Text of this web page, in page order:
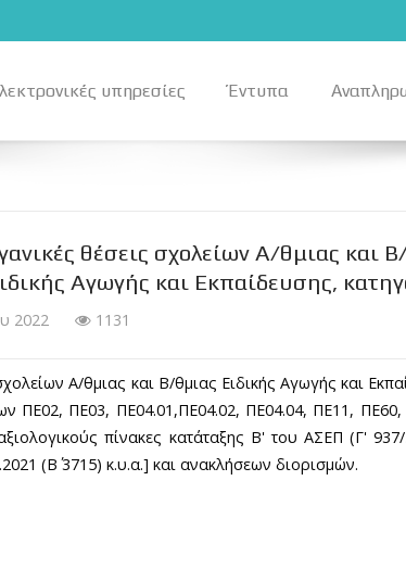
υπηρεσίες Έντυπα
θέσεις σχολείων Α/θμιας και
Αγωγής και Εκπαίδευσης,
2022 1131
Α/θμιας και Β/θμιας Ειδικής Αγωγής και
ΠΕ02, ΠΕ03, ΠΕ04.01,ΠΕ04.02, ΠΕ04.04, ΠΕ11,
πίνακες κατάταξης Β' του ΑΣΕΠ (Γ'
(Β΄ 3715) κ.υ.α.] και ανακλήσεων διορισμών.